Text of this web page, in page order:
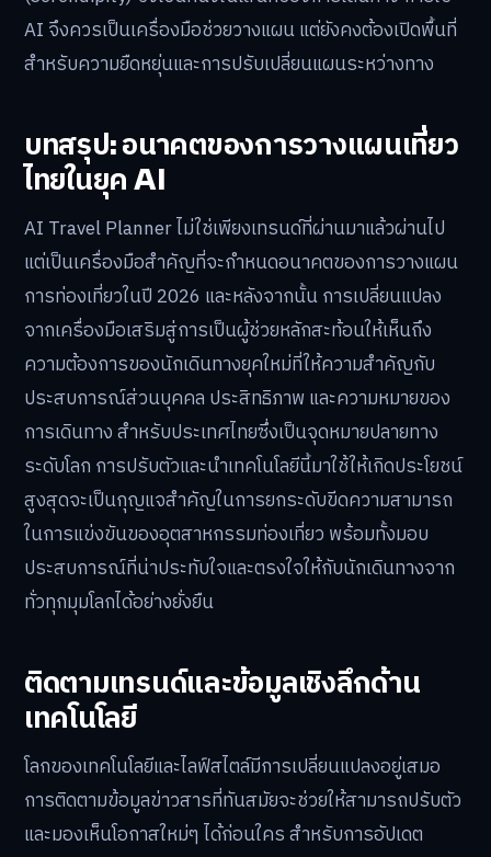
AI จึงควรเป็นเครื่องมือช่วยวางแผน แต่ยังคงต้องเปิดพื้นที่
สำหรับความยืดหยุ่นและการปรับเปลี่ยนแผนระหว่างทาง
บทสรุป: อนาคตของการวางแผนเที่ยว
ไทยในยุค AI
AI Travel Planner ไม่ใช่เพียงเทรนด์ที่ผ่านมาแล้วผ่านไป
แต่เป็นเครื่องมือสำคัญที่จะกำหนดอนาคตของการวางแผน
การท่องเที่ยวในปี 2026 และหลังจากนั้น การเปลี่ยนแปลง
จากเครื่องมือเสริมสู่การเป็นผู้ช่วยหลักสะท้อนให้เห็นถึง
ความต้องการของนักเดินทางยุคใหม่ที่ให้ความสำคัญกับ
ประสบการณ์ส่วนบุคคล ประสิทธิภาพ และความหมายของ
การเดินทาง สำหรับประเทศไทยซึ่งเป็นจุดหมายปลายทาง
ระดับโลก การปรับตัวและนำเทคโนโลยีนี้มาใช้ให้เกิดประโยชน์
สูงสุดจะเป็นกุญแจสำคัญในการยกระดับขีดความสามารถ
ในการแข่งขันของอุตสาหกรรมท่องเที่ยว พร้อมทั้งมอบ
ประสบการณ์ที่น่าประทับใจและตรงใจให้กับนักเดินทางจาก
ทั่วทุกมุมโลกได้อย่างยั่งยืน
ติดตามเทรนด์และข้อมูลเชิงลึกด้าน
เทคโนโลยี
โลกของเทคโนโลยีและไลฟ์สไตล์มีการเปลี่ยนแปลงอยู่เสมอ
การติดตามข้อมูลข่าวสารที่ทันสมัยจะช่วยให้สามารถปรับตัว
และมองเห็นโอกาสใหม่ๆ ได้ก่อนใคร สำหรับการอัปเดต